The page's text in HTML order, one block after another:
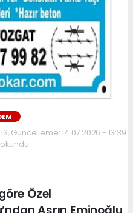
Güncelleme: 14.07.2026 - 13:39
okundu.
Özel